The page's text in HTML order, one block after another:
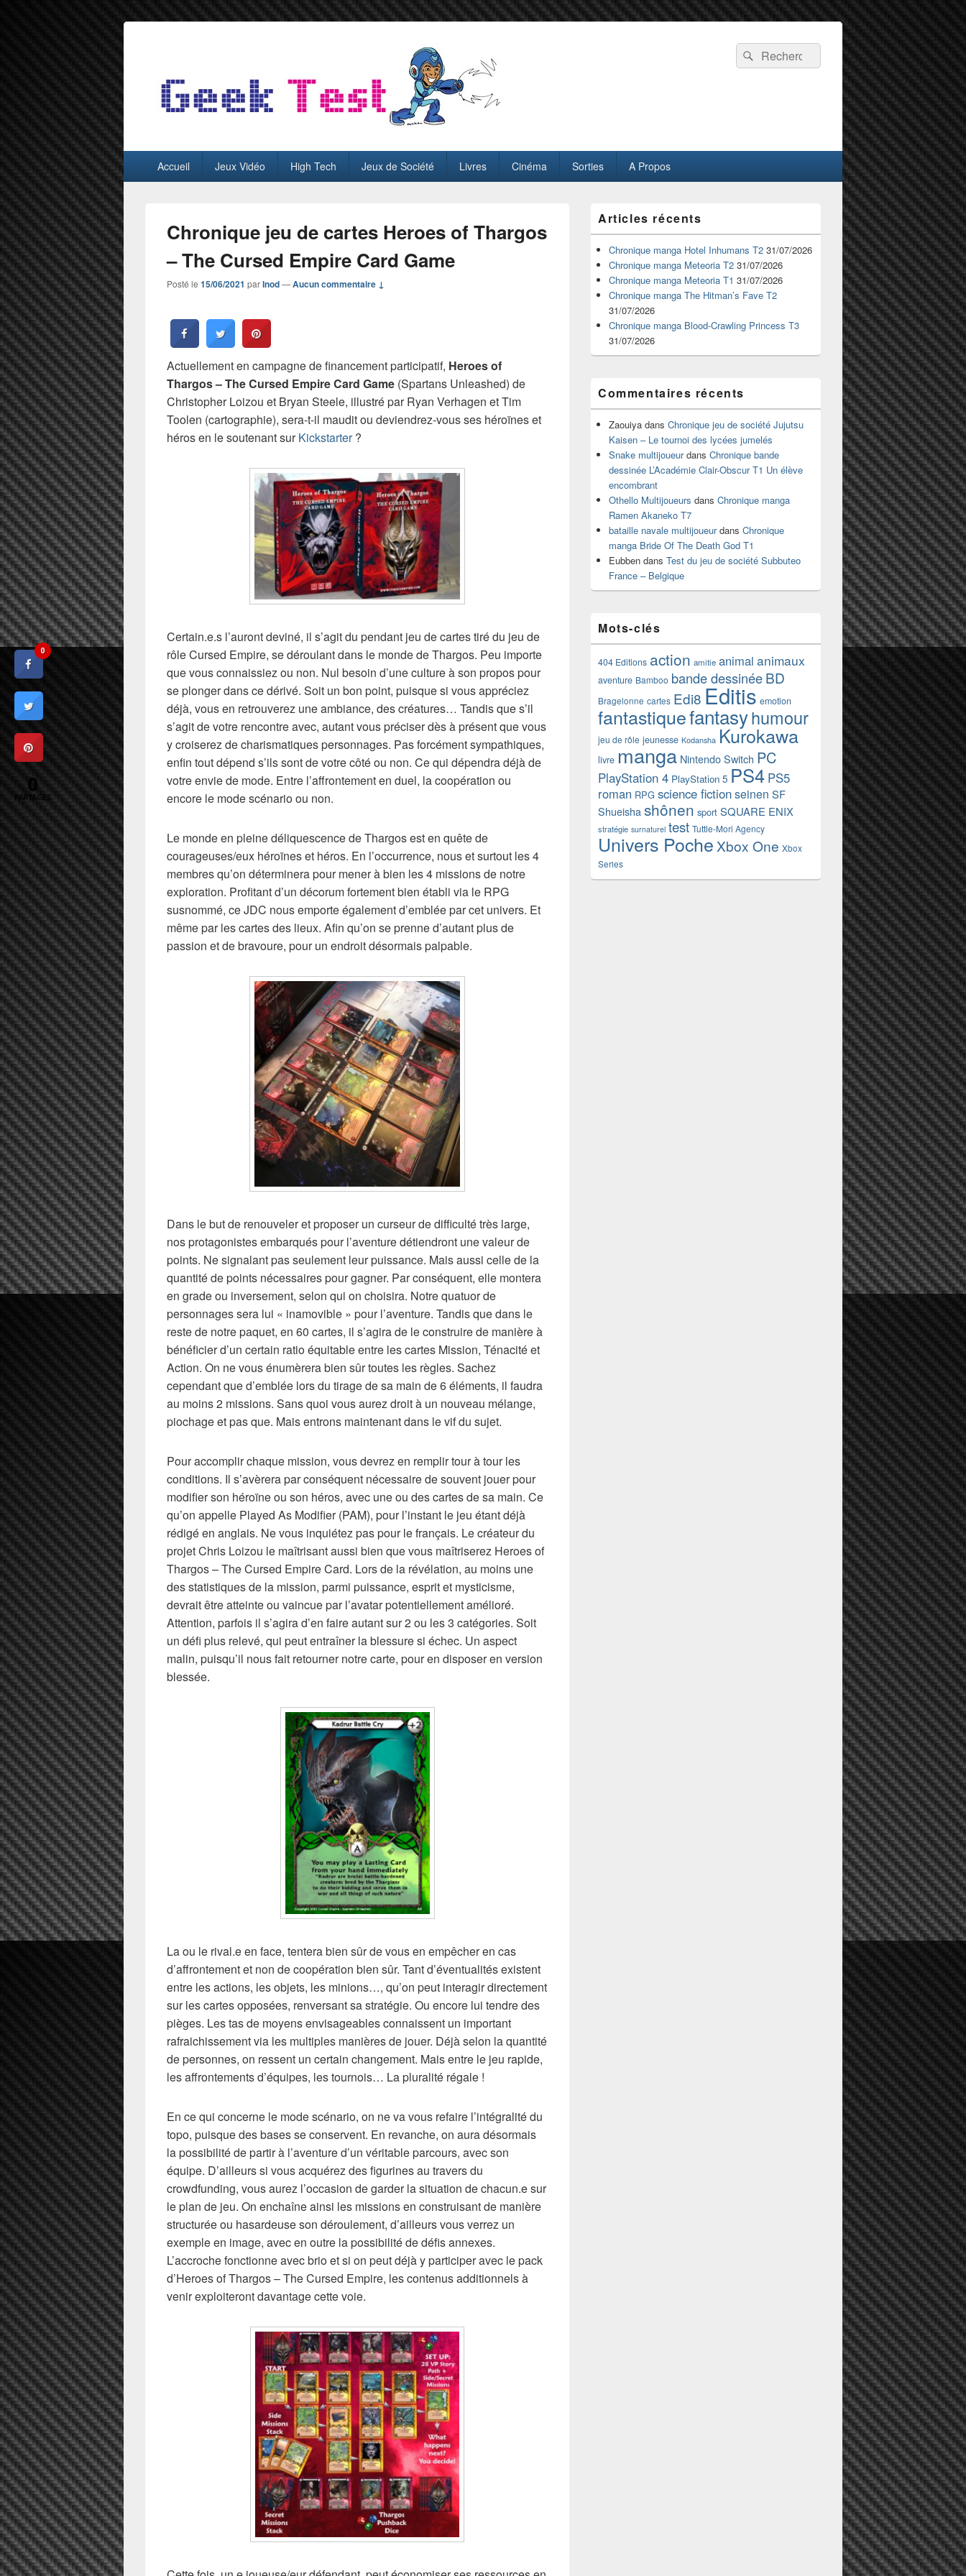
GeekTest
Recherche :
Rechercher
principalAccueil Jeux Vidéo High Tech Jeux de Société Livres Cinéma Sorties A Propos
Chronique jeu de cartes Heroes of Thargos
– The Cursed Empire Card Game
Posté le 15/06/2021 parInod—Aucun commentaire ↓
Actuellement en campagne de financement participatif, Heroes of
Thargos – The Cursed Empire Card Game (Spartans Unleashed) de
Christopher Loizou et Bryan Steele, illustré par Ryan Verhagen et Tim
Toolen (cartographie), sera-t-il maudit ou deviendrez-vous ses héroïnes et
héros en le soutenant surKickstarter?
Certain.e.s l’auront deviné, il s’agit du pendant jeu de cartes tiré du jeu de
rôle Cursed Empire, se déroulant dans le monde de Thargos. Peu importe
que vous connaissiez ou non. Nul besoin d’une culture à son propos pour
se plonger dans ce dérivé. Soit un bon point, puisque si vous appréciez
déjà, vous en retrouverez une ambiance, des créatures… Tandis que s’il
s’agit de votre rencontre avec, autant vous préciser dès à présent que vous
y croiserez de charismatiques personnages. Pas forcément sympathiques,
enfin tout dépend s’ils sont de votre côté ou non. Ce qui dépendra déjà de
votre envie de mode. Entre l’affrontement en duel, la coopération ou
encore le mode scénario ou non.
Le monde en pleine déliquescence de Thargos est en quête de
courageuses/eux héroïnes et héros. En l’occurrence, nous et surtout les 4
membres qu’on déterminera pour mener à bien les 4 missions de notre
exploration. Profitant d’un décorum fortement bien établi via le RPG
susnommé, ce JDC nous emporte également d’emblée par cet univers. Et
même par les cartes des lieux. Afin qu’on se prenne d’autant plus de
passion et de bravoure, pour un endroit désormais palpable.
Dans le but de renouveler et proposer un curseur de difficulté très large,
nos protagonistes embarqués pour l’aventure détiendront une valeur de
points. Ne signalant pas seulement leur puissance. Mais aussi celle de la
quantité de points nécessaires pour gagner. Par conséquent, elle montera
en grade ou inversement, selon qui on choisira. Notre quatuor de
personnages sera lui « inamovible » pour l’aventure. Tandis que dans le
reste de notre paquet, en 60 cartes, il s’agira de le construire de manière à
bénéficier d’un certain ratio équitable entre les cartes Mission, Ténacité et
Action. On ne vous énumèrera bien sûr toutes les règles. Sachez
cependant que d’emblée lors du tirage de sa main de 6 éléments, il faudra
au moins 2 missions. Sans quoi vous aurez droit à un nouveau mélange,
piochage et pas que. Mais entrons maintenant dans le vif du sujet.
Pour accomplir chaque mission, vous devrez en remplir tour à tour les
conditions. Il s’avèrera par conséquent nécessaire de souvent jouer pour
modifier son héroïne ou son héros, avec une ou des cartes de sa main. Ce
qu’on appelle Played As Modifier (PAM), pour l’instant le jeu étant déjà
rédigé en anglais. Ne vous inquiétez pas pour le français. Le créateur du
projet Chris Loizou le maîtrisant aussi bien que vous maîtriserez Heroes of
Thargos – The Cursed Empire Card. Lors de la révélation, au moins une
des statistiques de la mission, parmi puissance, esprit et mysticisme,
devrait être atteinte ou vaincue par l’avatar potentiellement amélioré.
Attention, parfois il s’agira d’en faire autant sur 2 ou les 3 catégories. Soit
un défi plus relevé, qui peut entraîner la blessure si échec. Un aspect
malin, puisqu’il nous fait retourner notre carte, pour en disposer en version
blessée.
La ou le rival.e en face, tentera bien sûr de vous en empêcher en cas
d’affrontement et non de coopération bien sûr. Tant d’éventualités existent
entre les actions, les objets, les minions…, qu’on peut interagir directement
sur les cartes opposées, renversant sa stratégie. Ou encore lui tendre des
pièges. Les tas de moyens envisageables connaissent un important
rafraichissement via les multiples manières de jouer. Déjà selon la quantité
de personnes, on ressent un certain changement. Mais entre le jeu rapide,
les affrontements d’équipes, les tournois… La pluralité régale !
En ce qui concerne le mode scénario, on ne va vous refaire l’intégralité du
topo, puisque des bases se conservent. En revanche, on aura désormais
la possibilité de partir à l’aventure d’un véritable parcours, avec son
équipe. D’ailleurs si vous acquérez des figurines au travers du
crowdfunding, vous aurez l’occasion de garder la situation de chacun.e sur
le plan de jeu. On enchaîne ainsi les missions en construisant de manière
structurée ou hasardeuse son déroulement, d’ailleurs vous verrez un
exemple en image, avec en outre la possibilité de défis annexes.
L’accroche fonctionne avec brio et si on peut déjà y participer avec le pack
d’Heroes of Thargos – The Cursed Empire, les contenus additionnels à
venir exploiteront davantage cette voie.
principale
de
widget
pour
barre
latérale
Articles récents
Chronique manga Hotel Inhumans T2 31/07/2026
Chronique manga Meteoria T2 31/07/2026
Chronique manga Meteoria T1 31/07/2026
Chronique manga The Hitman’s Fave T2
31/07/2026
Chronique manga Blood-Crawling Princess T3
31/07/2026
Commentaires récents
Zaouiya dans Chronique jeu de société Jujutsu
Kaisen – Le tournoi des lycées jumelés
Snake multijoueurdans Chronique bande
dessinée L’Académie Clair-Obscur T1 Un élève
encombrant
Othello Multijoueurs dans Chronique manga
Ramen Akaneko T7
bataille navale multijoueurdans Chronique
manga Bride Of The Death God T1
Eubben dans Test du jeu de société Subbuteo
France – Belgique
Mots-clés
404 Editions action amitie animal animaux
aventure Bamboo bande dessinéeBD
Bragelonne cartes Edi8 Editis emotion
fantastiquefantasyhumour
jeu de rôle jeunesse Kodansha Kurokawa
livre manga Nintendo Switch PC
PlayStation 4 PlayStation 5 PS4 PS5
roman RPG science fictionseinen SF
Shueisha shônen sport SQUARE ENIX
stratégie surnaturel test Tuttle-Mori Agency
Univers Poche Xbox One Xbox
Series
0
0
PARTAGES